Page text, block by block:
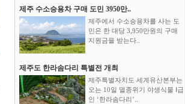
제주 수소승용차 구매 도민 3950만..
제주에서 수소승용차를 사는 도
민은 한 대당 3,950만원의 구매
지원금을 받는다..
제주도 한라솜다리 특별전 개최
제주특별자치도 세계유산본부는
오는 10일 멸종위기 야생식물 Ⅰ급
인 ‘한라솜다리’..